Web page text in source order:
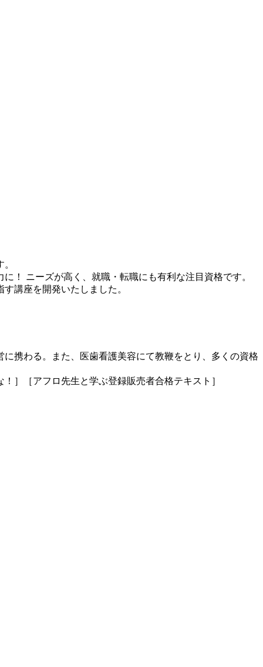
！ ニーズが高く、就職・転職にも有利な注目資格です。
講座を開発いたしました。
携わる。また、医歯看護美容にて教鞭をとり、多くの資格
］［アフロ先生と学ぶ登録販売者合格テキスト］